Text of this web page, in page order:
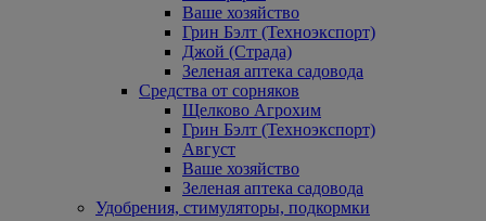
Ваше хозяйство
Грин Бэлт (Техноэкспорт)
Джой (Страда)
Зеленая аптека садовода
Средства от сорняков
Щелково Агрохим
Грин Бэлт (Техноэкспорт)
Август
Ваше хозяйство
Зеленая аптека садовода
Удобрения, стимуляторы, подкормки